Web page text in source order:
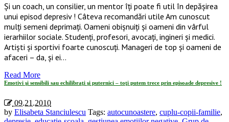
Şi un coach, un consilier, un mentor îţi poate fi util în depăşirea
unui episod depresiv ! Câteva recomandări utile Am cunoscut
mulţi semeni deprimaţi. Oameni obişnuiţi şi oameni din vârful
ierarhiilor sociale. Studenţi, profesori, avocaţi, ingineri şi medici.
Artişti şi sportivi foarte cunoscuţi. Manageri de top şi oameni de
afaceri – da, şi ei…
Read More
Emotivi şi sensibili sau echilibraţi şi puternici – toţi putem trece prin episoade depresive !
09.21.2010
by Elisabeta Stanciulescu Tags: autocunoastere, cuplu-copii-familie,